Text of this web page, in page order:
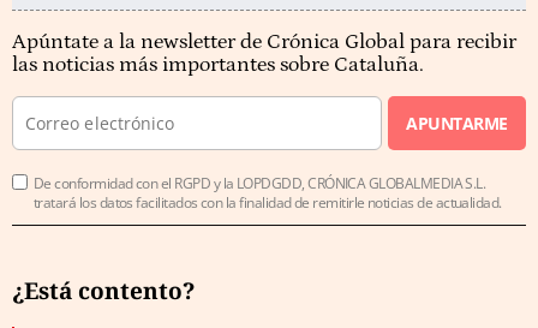
Apúntate a la newsletter de Crónica Global para recibir
las noticias más importantes sobre Cataluña.
APUNTARME
De conformidad con el RGPD y la LOPDGDD, CRÓNICA GLOBALMEDIA S.L.
tratará los datos facilitados con la finalidad de remitirle noticias de actualidad.
¿Está contento?